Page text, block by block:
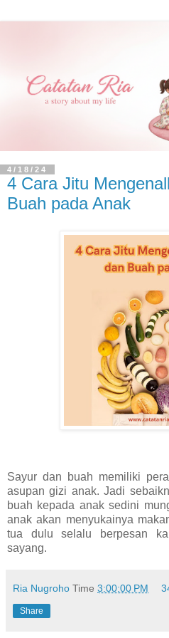
4/18/24
4 Cara Jitu
Buah pada Anak
Sayur dan buah memiliki
asupan gizi anak. Jadi
buah kepada anak sedini
anak akan menyukainya
tua dulu selalu berpesan
sayang.
Ria Nugroho Time 3:00:00 PM
Share